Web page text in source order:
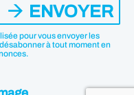
pour vous envoyer les
à tout moment en
ENVOYER